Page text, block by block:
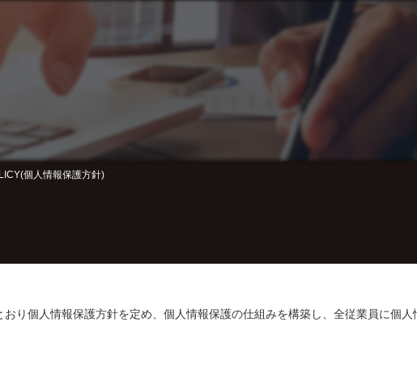
個人情報保護方針)
り個人情報保護方針を定め、個人情報保護の仕組みを構築し、全従業員に個